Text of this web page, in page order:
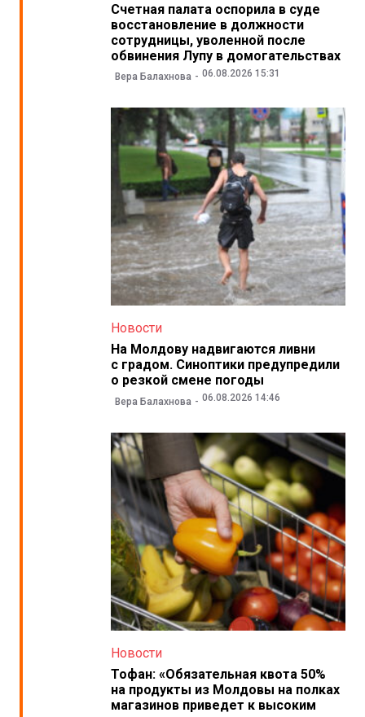
Счетная палата оспорила в суде
восстановление в должности
сотрудницы, уволенной после
обвинения Лупу в домогательствах
Вера Балахнова 06.08.2026 15:31
Новости
На Молдову надвигаются ливни
с градом. Синоптики предупредили
о резкой смене погоды
Вера Балахнова 06.08.2026 14:46
Новости
Тофан: «Обязательная квота 50%
на продукты из Молдовы на полках
магазинов приведет к высоким